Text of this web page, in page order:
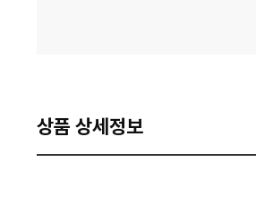
상품 상세정보